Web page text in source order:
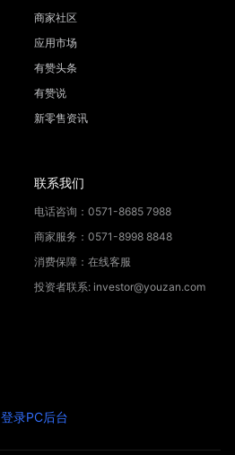
商家社区
应用市场
有赞头条
有赞说
新零售资讯
联系我们
电话咨询：0571-8685 7988
商家服务：0571-8998 8848
消费保障：在线客服
投资者联系: investor@youzan.com
登录PC后台